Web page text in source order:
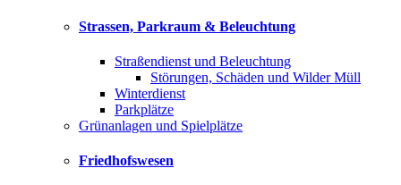
Strassen, Parkraum & Beleuchtung
Straßendienst und Beleuchtung
Störungen, Schäden und Wilder Müll
Winterdienst
Parkplätze
Grünanlagen und Spielplätze
Friedhofswesen